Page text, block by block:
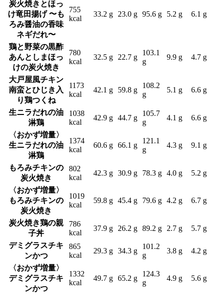
炭火焼きとほっ
け竜田揚げ 〜も
ろみ醤油の香味
ネギだれ〜
755
kcal
33.2 g 23.0 g 95.6 g 5.2 g 6.1 g
鶏と野菜の黒酢
あんとしまほっ
けの炭火焼き
780
kcal
32.5 g 22.7 g
103.1
g
9.9 g 4.7 g
大戸屋風チキン
南蛮とひじき入
り鶏つくね
1173
kcal
42.1 g 59.8 g
108.2
g
5.1 g 6.6 g
生ニラだれの油
淋鶏
1038
kcal
42.9 g 44.7 g
105.7
g
4.1 g 6.6 g
〈おかず増量〉
生ニラだれの油
淋鶏
1374
kcal
60.6 g 66.1 g
121.1
g
4.3 g 9.1 g
もろみチキンの
炭火焼き
802
kcal
42.3 g 30.9 g 78.3 g 4.0 g 5.2 g
〈おかず増量〉
もろみチキンの
炭火焼き
1019
kcal
59.8 g 45.4 g 79.6 g 4.2 g 6.7 g
炭火焼き鶏の親
子丼
786
kcal
37.9 g 26.2 g 89.2 g 2.7 g 5.7 g
デミグラスチキ
ンかつ
865
kcal
29.3 g 34.3 g
101.2
g
3.8 g 4.2 g
〈おかず増量〉
デミグラスチキ
ンかつ
1332
kcal
49.7 g 65.2 g
124.3
g
4.9 g 5.6 g